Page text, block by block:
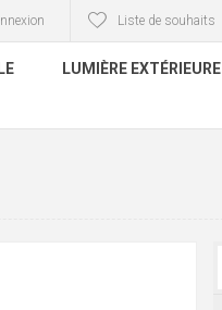
Liste de souhaits
LUMIÈRE EXTÉRIEURE